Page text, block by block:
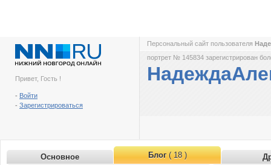
Привет, Гость !
- Войти
- Зарегистрироваться
Персональный сайт пользователя
портрет № 145834 зарегистрирован
Основное Блог( 18 )